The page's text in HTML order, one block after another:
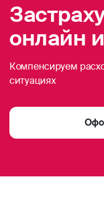
онлайн
Компенсируем
ситуациях